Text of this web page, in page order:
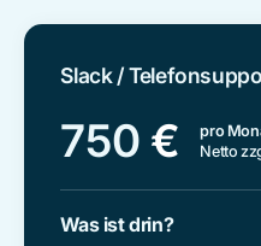
Slack /
750 €
pro
Netto
Was ist drin?